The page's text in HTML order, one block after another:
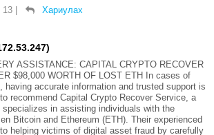
13
Хариулах
ASSISTANCE: CAPITAL CRYPTO RECOVER
$98,000 WORTH OF LOST ETH In cases of
having accurate information and trusted support is
recommend Capital Crypto Recover Service, a
in assisting individuals with the
Bitcoin and Ethereum (ETH). Their experienced
helping victims of digital asset fraud by carefully